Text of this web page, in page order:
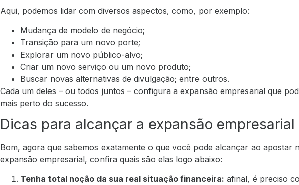
Aqui, podemos lidar com diversos aspectos, como, por exemplo:
Mudança de modelo de negócio;
Transição para um novo porte;
Explorar um novo público-alvo;
Criar um novo serviço ou um novo produto;
Buscar novas alternativas de divulgação; entre outros.
Cada um deles – ou todos juntos – configura a expansão empresarial que
mais perto do sucesso.
Dicas para alcançar a expansão empresarial
Bom, agora que sabemos exatamente o que você pode alcançar ao apostar
expansão empresarial, confira quais são elas logo abaixo:
Tenha total noção da sua real situação financeira: afinal, é preciso